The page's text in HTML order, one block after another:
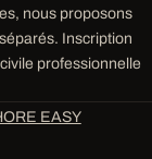
nous proposons
Inscription
professionnelle
EASY